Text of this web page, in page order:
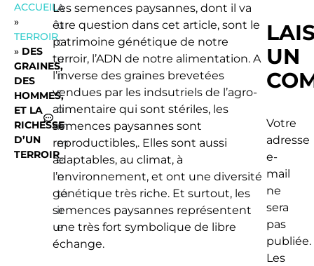
ACCUEIL
»
TERROIR
» DES
GRAINES,
DES
HOMMES,
ET LA
RICHESSE
D’UN
TERROIR
A
u
c
u
n
c
o
m
m
e
n
ta
ir
e
Les semences paysannes, dont il va
être question dans cet article, sont le
patrimoine génétique de notre
terroir, l’ADN de notre alimentation. A
l’inverse des graines brevetées
vendues par les indsutriels de l’agro-
alimentaire qui sont stériles, les
semences paysannes sont
reproductibles,. Elles sont aussi
adaptables, au climat, à
l’environnement, et ont une diversité
génétique très riche. Et surtout, les
semences paysannes représentent
une très fort symbolique de libre
échange.
UN
Votre
adresse
e-
mail
ne
sera
pas
publiée.
Les